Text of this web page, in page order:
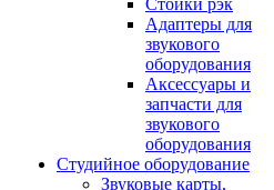
Стойки рэк
Адаптеры для
звукового
оборудования
Аксессуары и
запчасти для
звукового
оборудования
Студийное оборудование
Звуковые карты,